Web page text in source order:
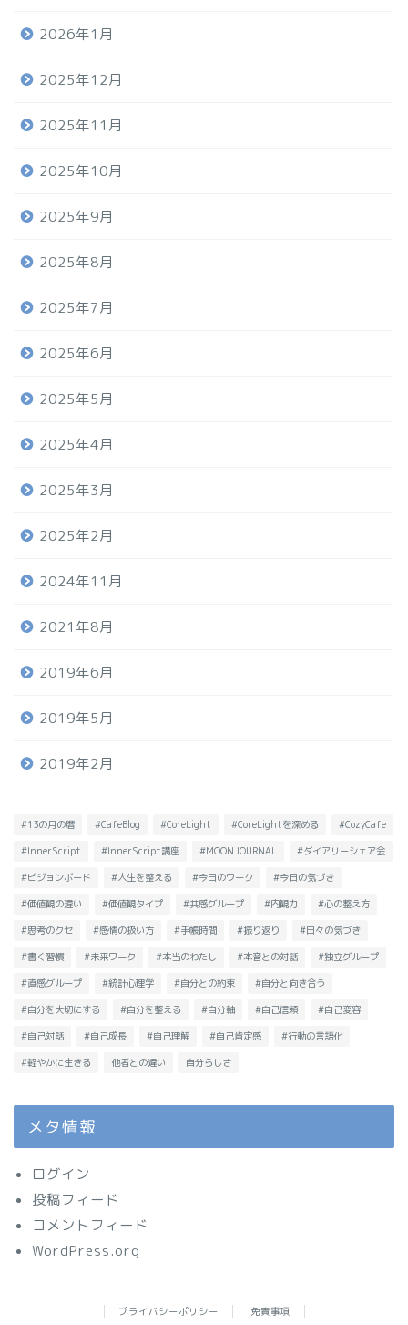
2026年1月
2025年12月
2025年11月
2025年10月
2025年9月
2025年8月
2025年7月
2025年6月
2025年5月
2025年4月
2025年3月
2025年2月
2024年11月
2021年8月
2019年6月
2019年5月
2019年2月
#13の月の暦 #CafeBlog #CoreLight #CoreLightを深める #CozyCafe
#InnerScript #InnerScript講座 #MOONJOURNAL #ダイアリーシェア会
#ビジョンボード #人生を整える #今日のワーク #今日の気づき
#価値観の違い #価値観タイプ #共感グループ #内観力 #心の整え方
#思考のクセ #感情の扱い方 #手帳時間 #振り返り #日々の気づき
#書く習慣 #未来ワーク #本当のわたし #本音との対話 #独立グループ
#直感グループ #統計心理学 #自分との約束 #自分と向き合う
#自分を大切にする #自分を整える #自分軸 #自己信頼 #自己変容
#自己対話 #自己成長 #自己理解 #自己肯定感 #行動の言語化
#軽やかに生きる 他者との違い 自分らしさ
メタ情報
ログイン
投稿フィード
コメントフィード
WordPress.org
プライバシーポリシー 免責事項